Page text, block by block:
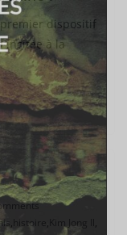
dispositif
incitée à la
, histoire , Kim Jong Il ,